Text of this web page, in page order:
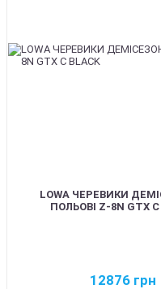
LOWA ЧЕРЕВИКИ
ПОЛЬОВІ Z-8N GTX C
12876 грн